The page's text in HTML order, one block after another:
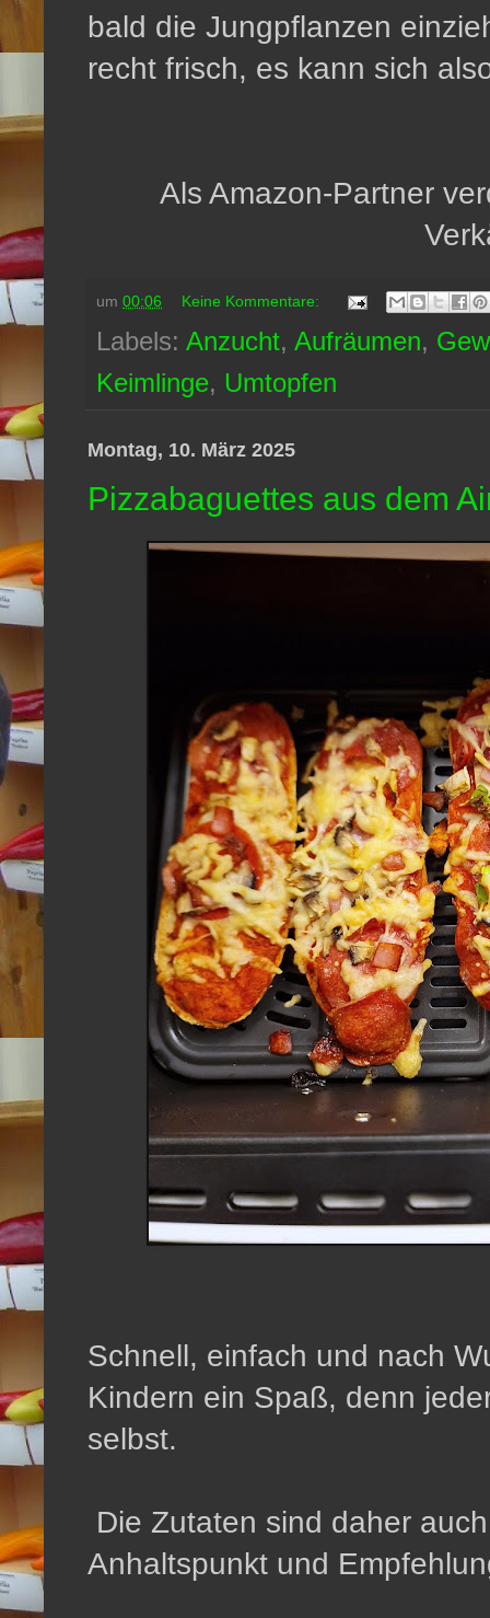
bald die Jungpflanzen
recht frisch, es kann sich
Als Amazon-Partner
um 00:06 Keine Kommentare:
Labels: Anzucht, Aufräumen,
Keimlinge, Umtopfen
Montag, 10. März 2025
Pizzabaguettes aus dem
Schnell, einfach und nach
Kindern ein Spaß, denn
selbst.
Die Zutaten sind daher
Anhaltspunkt und